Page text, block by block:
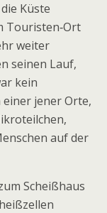
Küste
Touristen‑Ort
weiter
seinen Lauf,
kein
einer jener Orte,
auf der
Scheißhaus